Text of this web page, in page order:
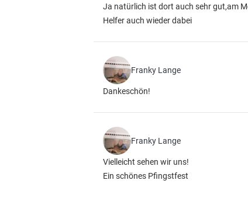
Ja natürlich ist dort auch sehr gut,am
Helfer auch wieder dabei
Franky Lange
Dankeschön!
Franky Lange
Vielleicht sehen wir uns!
Ein schönes Pfingstfest